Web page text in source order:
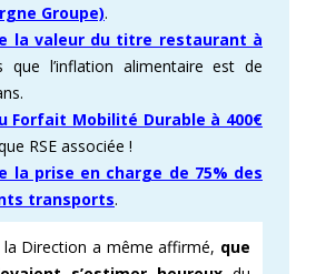
Groupe)​.
la valeur du titre restaurant à
que l’inflation alimentaire est de
Forfait Mobilité Durable à 400€
RSE associée !
la prise en charge de 75% des
transport​s.
la Direction a même affirmé, que